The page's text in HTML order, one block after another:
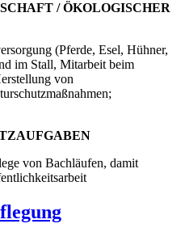
/ ÖKOLOGISCHER
(Pferde, Esel, Hühner,
im Stall, Mitarbeit beim
von
von Bachläufen, damit